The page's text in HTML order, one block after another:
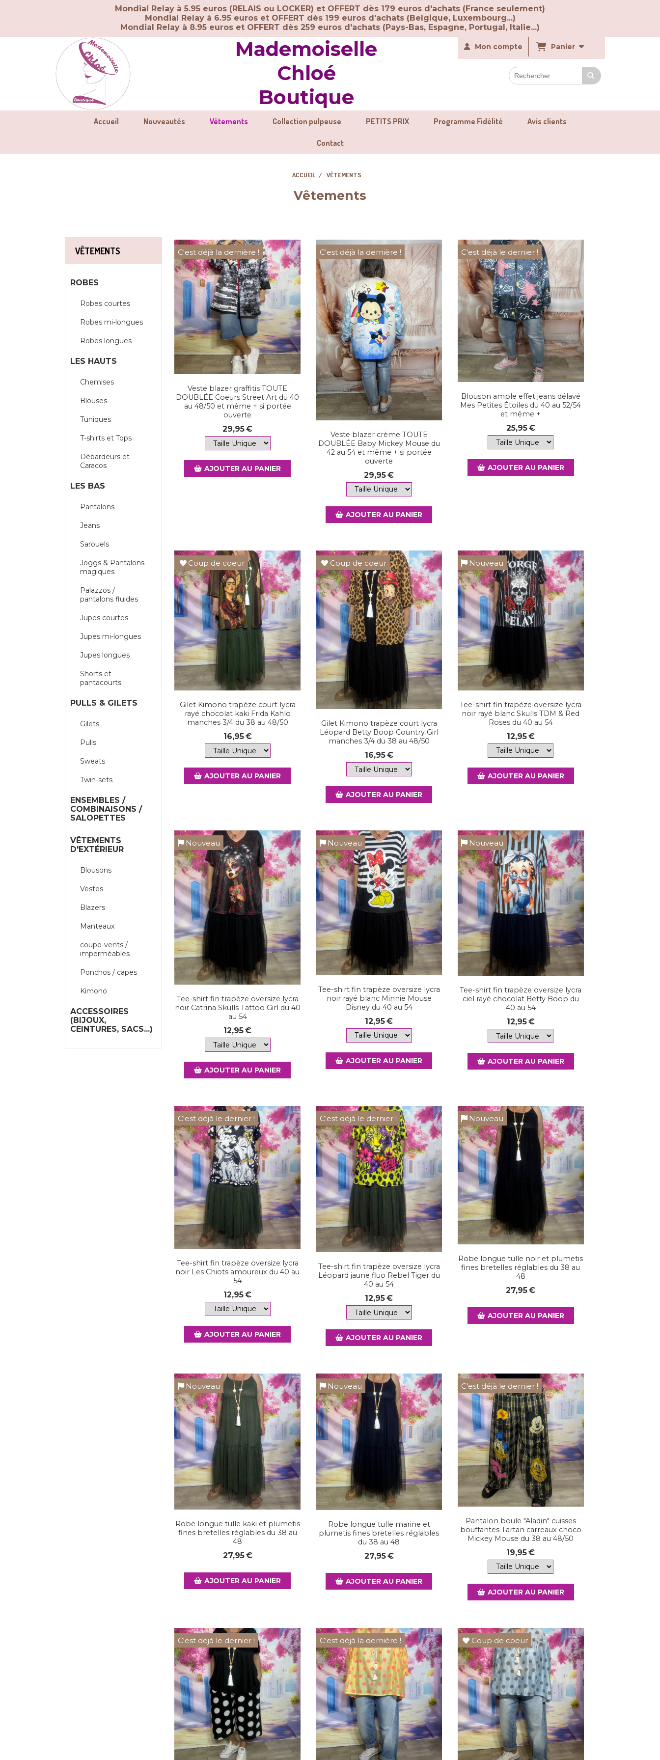
Mondial Relay à 5.95 euros (RELAIS ou LOCKER) et OFFERT dès 179 euros d'achats (France seulement)
Mondial Relay à 6.95 euros et OFFERT dès 199 euros d'achats (Belgique, Luxembourg...)
Mondial Relay à 8.95 euros et OFFERT dès 259 euros d'achats (Pays-Bas, Espagne, Portugal, Italie...)
Mademoiselle
Chloé
Boutique
Mon compte Panier
Accueil Nouveautés Vêtements Collection pulpeuse PETITS PRIX Programme Fidélité Avis clients
Contact
VÊTEMENTS
ROBES
Robes courtes
Robes mi-longues
Robes longues
LES HAUTS
Chemises
Blouses
Tuniques
T-shirts et Tops
Débardeurs et
Caracos
LES BAS
Pantalons
Jeans
Sarouels
Joggs & Pantalons
magiques
Palazzos /
pantalons fluides
Jupes courtes
Jupes mi-longues
Jupes longues
Shorts et
pantacourts
PULLS & GILETS
Gilets
Pulls
Sweats
Twin-sets
ENSEMBLES /
COMBINAISONS /
SALOPETTES
VÊTEMENTS
D'EXTÉRIEUR
Blousons
Vestes
Blazers
Manteaux
coupe-vents /
imperméables
Ponchos / capes
Kimono
ACCESSOIRES
(BIJOUX,
CEINTURES, SACS...)
ACCUEIL VÊTEMENTS
Vêtements
C'est déjà la dernière !
Veste blazer graffitis TOUTE
DOUBLÉE Coeurs Street Art du 40
au 48/50 et même + si portée
ouverte
29,95€
AJOUTER AU PANIER
C'est déjà la dernière !
Veste blazer crème TOUTE
DOUBLÉE Baby Mickey Mouse du
42 au 54 et même + si portée
ouverte
29,95€
AJOUTER AU PANIER
C'est déjà le dernier !
Blouson ample effet jeans délavé
Mes Petites Étoiles du 40 au 52/54
et même +
25,95€
AJOUTER AU PANIER
Coup de coeur
Gilet Kimono trapèze court lycra
rayé chocolat kaki Frida Kahlo
manches 3/4 du 38 au 48/50
16,95€
AJOUTER AU PANIER
Coup de coeur
Gilet Kimono trapèze court lycra
Léopard Betty Boop Country Girl
manches 3/4 du 38 au 48/50
16,95€
AJOUTER AU PANIER
Nouveau
Tee-shirt fin trapèze oversize lycra
noir rayé blanc Skulls TDM & Red
Roses du 40 au 54
12,95€
AJOUTER AU PANIER
Nouveau
Tee-shirt fin trapèze oversize lycra
noir Catrina Skulls Tattoo Girl du 40
au 54
12,95€
AJOUTER AU PANIER
Nouveau
Tee-shirt fin trapèze oversize lycra
noir rayé blanc Minnie Mouse
Disney du 40 au 54
12,95€
AJOUTER AU PANIER
Nouveau
Tee-shirt fin trapèze oversize lycra
ciel rayé chocolat Betty Boop du
40 au 54
12,95€
AJOUTER AU PANIER
C'est déjà le dernier !
Tee-shirt fin trapèze oversize lycra
noir Les Chiots amoureux du 40 au
54
12,95€
AJOUTER AU PANIER
C'est déjà le dernier !
Tee-shirt fin trapèze oversize lycra
Léopard jaune fluo Rebel Tiger du
40 au 54
12,95€
AJOUTER AU PANIER
Nouveau
Robe longue tulle noir et plumetis
fines bretelles réglables du 38 au
48
27,95€
AJOUTER AU PANIER
Nouveau
Robe longue tulle kaki et plumetis
fines bretelles réglables du 38 au
48
27,95€
AJOUTER AU PANIER
Nouveau
Robe longue tulle marine et
plumetis fines bretelles réglables
du 38 au 48
27,95€
AJOUTER AU PANIER
C'est déjà le dernier !
Pantalon boule "Aladin" cuisses
bouffantes Tartan carreaux choco
Mickey Mouse du 38 au 48/50
19,95€
AJOUTER AU PANIER
C'est déjà le dernier ! C'est déjà la dernière ! Coup de coeur